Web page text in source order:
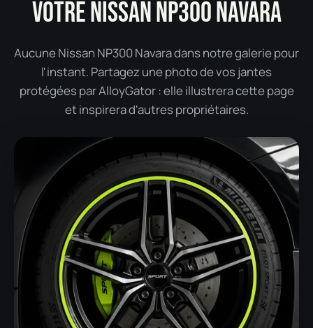
VOTRE NISSAN NP300 NAVARA
Aucune Nissan NP300 Navara dans notre galerie pour
l'instant. Partagez une photo de vos jantes
protégées par AlloyGator : elle illustrera cette page
et inspirera d'autres propriétaires.